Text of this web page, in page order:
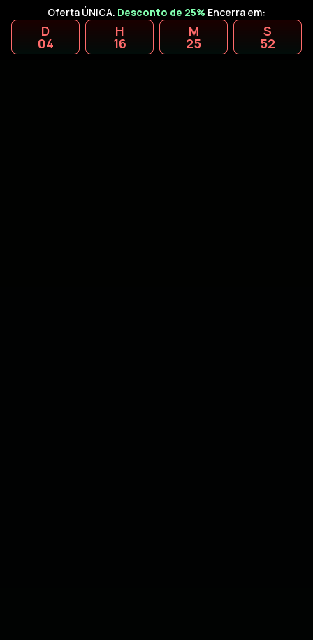
Oferta ÚNICA. Desconto de 25% Encerra em:
D
04
H
16
M
25
S
51